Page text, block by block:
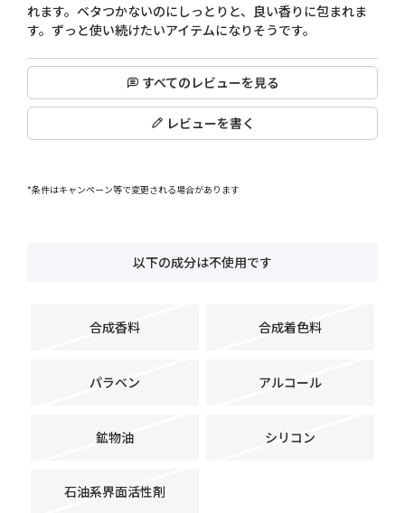
れます。ベタつかないのにしっとりと、良い香りに包まれま
す。ずっと使い続けたいアイテムになりそうです。
すべてのレビューを見る
レビューを書く
*条件はキャンペーン等で変更される場合があります
以下の成分は不使用です
合成香料 合成着色料
パラベン アルコール
鉱物油 シリコン
石油系界面活性剤